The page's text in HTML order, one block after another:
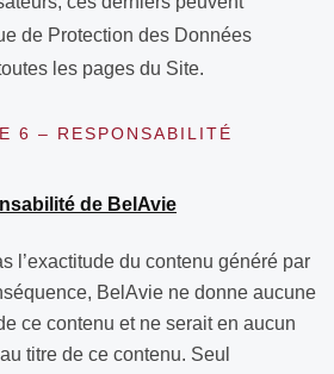
de Protection des Données
les pages du Site.
6 – RESPONSABILITÉ
de BelAvie
l’exactitude du contenu généré par
BelAvie ne donne aucune
ce contenu et ne serait en aucun
titre de ce contenu. Seul